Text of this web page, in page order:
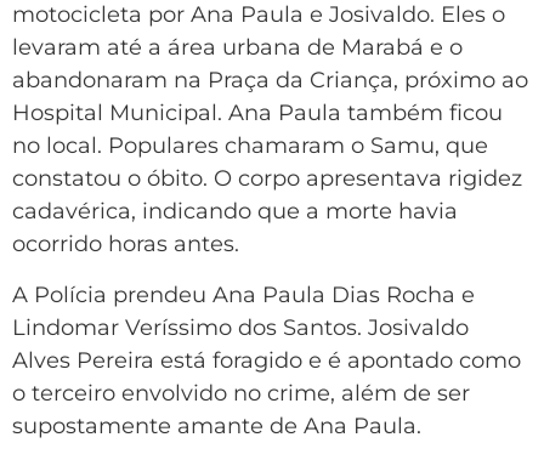
motocicleta por Ana Paula e Josivaldo. Eles o
levaram até a área urbana de Marabá e o
abandonaram na Praça da Criança, próximo ao
Hospital Municipal. Ana Paula também ficou
no local. Populares chamaram o Samu, que
constatou o óbito. O corpo apresentava rigidez
cadavérica, indicando que a morte havia
ocorrido horas antes.
A Polícia prendeu Ana Paula Dias Rocha e
Lindomar Veríssimo dos Santos. Josivaldo
Alves Pereira está foragido e é apontado como
o terceiro envolvido no crime, além de ser
supostamente amante de Ana Paula.